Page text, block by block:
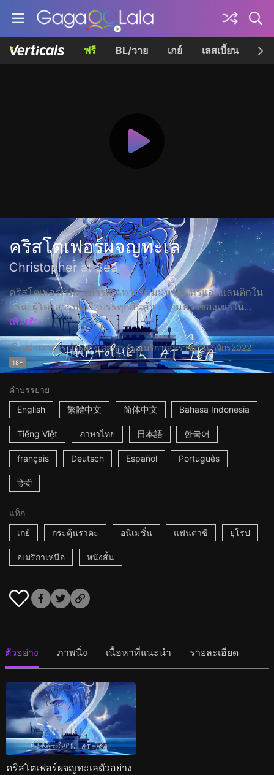
ฟรี BL/วาย เกย์ เลสเบี้ยน เค
คริสโตเฟอร์ผจญทะเล
Christopher at Sea
คริสโตเฟอร์เริ่มต้นการเดินทางข้ามมหาสมุทรแอตแลนติกใน
ฐานะผู้โดยสารบนเรือบรรทุกสินค้า ความหวังของเขาใน...
เพิ่มเติม
20mสาธารณรัฐฝรั่งเศส/สหรัฐอเมริกา/สหราชอาณาจักร2022
18+
คำบรรยาย
English
繁體中文 简体中文 Bahasa Indonesia
Tiếng Việt ภาษาไทย 日本語 한국어
français Deutsch Español Português
हिन्दी
แท็ก
เกย์
กระตุ้นราคะ อนิเมชั่น แฟนตาซี ยุโรป
อเมริกาเหนือ หนังสั้น
ตัวอย่าง ภาพนิ่ง เนื้อหาที่แนะนำ รายละเอียด
คริสโตเฟอร์ผจญทะเลตัวอย่าง